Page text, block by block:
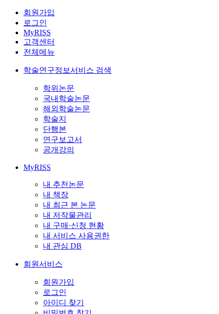
회원가입
로그인
MyRISS
고객센터
전체메뉴
학술연구정보서비스 검색
학위논문
국내학술논문
해외학술논문
학술지
단행본
연구보고서
공개강의
MyRISS
내 추천논문
내 책장
내 최근 본 논문
내 저작물관리
내 구매·신청 현황
내 서비스 사용권한
내 관심 DB
회원서비스
회원가입
로그인
아이디 찾기